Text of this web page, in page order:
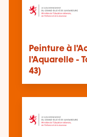
Peinture à
l'Aquarelle -
43)